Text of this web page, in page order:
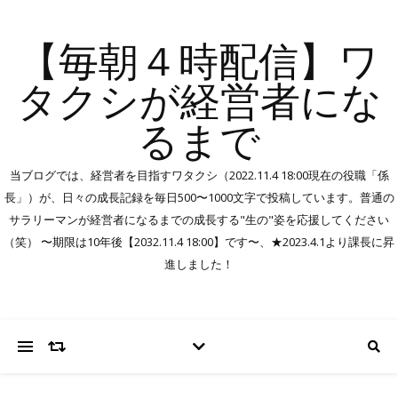
【毎朝４時配信】ワ
タクシが経営者にな
るまで
当ブログでは、経営者を目指すワタクシ（2022.11.4 18:00現在の役職「係
長」）が、日々の成長記録を毎日500〜1000文字で投稿しています。普通の
サラリーマンが経営者になるまでの成長する"生の"姿を応援してください
（笑） 〜期限は10年後【2032.11.4 18:00】です〜、★2023.4.1より課長に昇
進しました！